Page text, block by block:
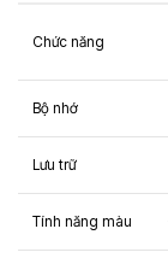
Chức năng
Bộ nhớ
Lưu trữ
Tính năng màu